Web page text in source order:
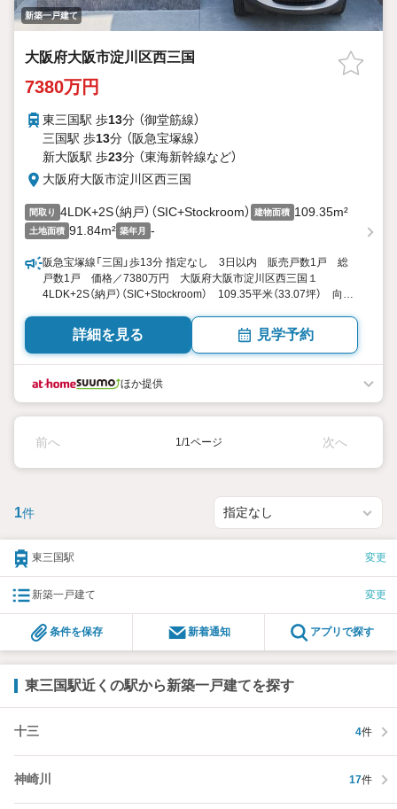
新築一戸建て
大阪府大阪市淀川区西三国
7380万円
東三国駅 歩13分 （御堂筋線）
三国駅 歩13分 （阪急宝塚線）
新大阪駅 歩23分 （東海新幹線など）
大阪府大阪市淀川区西三国
間取り 4LDK+2S（納戸）（SIC+Stockroom） 建物面積 109.35m²
土地面積 91.84m² 築年月 -
阪急宝塚線「三国」歩13分 指定なし 3日以内 販売戸数1戸 総
戸数1戸 価格／7380万円 大阪府大阪市淀川区西三国１
4LDK+2S（納戸）（SIC+Stockroom） 109.35平米（33.07坪） 向き
詳細を見る 見学予約
ほか提供
前へ 1/1ページ 次へ
1件
東三国駅 変更
新築一戸建て 変更
条件を保存 新着通知 アプリで探す
東三国駅近くの駅から新築一戸建てを探す
十三 4件
神崎川 17件